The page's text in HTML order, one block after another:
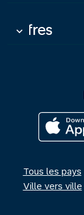
Offres
keyboard_arrow_down
Tous les pays
Ville vers ville